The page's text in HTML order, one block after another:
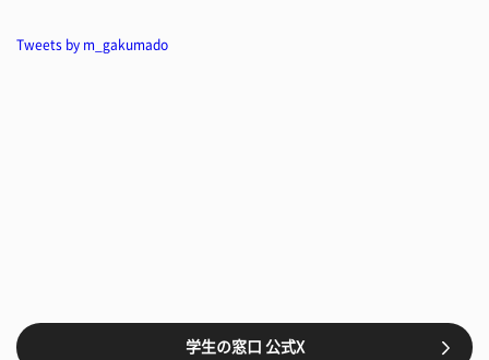
Tweets by m_gakumado
学生の窓口 公式X